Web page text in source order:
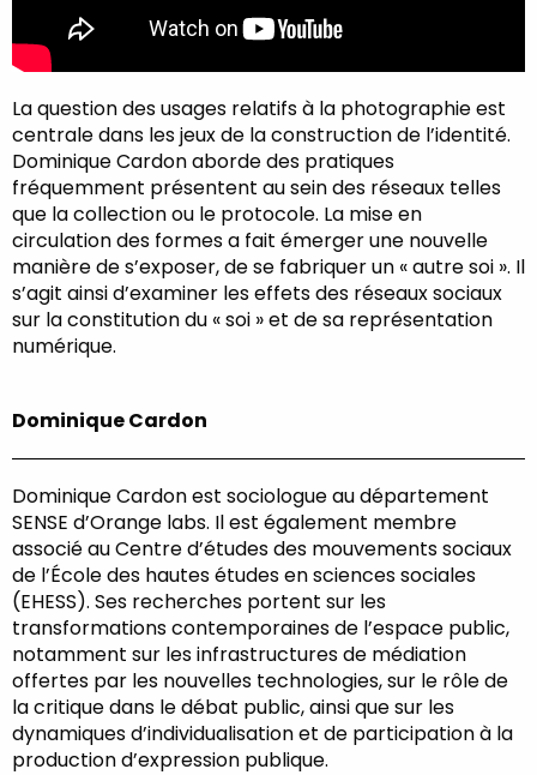
La question des usages relatifs à la photographie est
centrale dans les jeux de la construction de l’identité.
Dominique Cardon aborde des pratiques
fréquemment présentent au sein des réseaux telles
que la collection ou le protocole. La mise en
circulation des formes a fait émerger une nouvelle
manière de s’exposer, de se fabriquer un « autre soi ». Il
s’agit ainsi d’examiner les effets des réseaux sociaux
sur la constitution du « soi » et de sa représentation
numérique.
Dominique Cardon
Dominique Cardon est sociologue au département
SENSE d’Orange labs. Il est également membre
associé au Centre d’études des mouvements sociaux
de l’École des hautes études en sciences sociales
(EHESS). Ses recherches portent sur les
transformations contemporaines de l’espace public,
notamment sur les infrastructures de médiation
offertes par les nouvelles technologies, sur le rôle de
la critique dans le débat public, ainsi que sur les
dynamiques d’individualisation et de participation à la
production d’expression publique.